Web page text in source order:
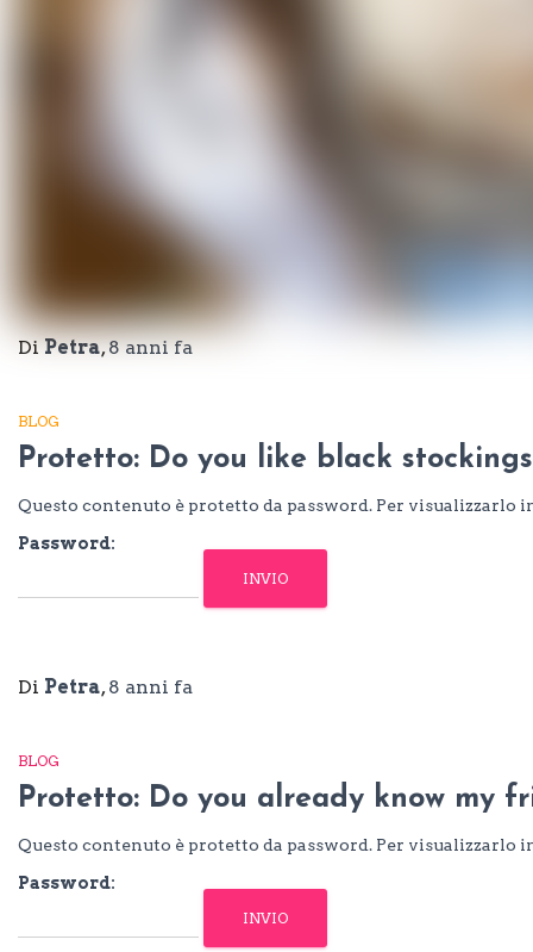
DiPetra,8 annifa
BLOG
Protetto: Do you like black
Questo contenuto è protetto da password. Per visualizzarlo
Password:
Di Petra,8 anni fa
BLOG
Protetto: Do you already know my
Questo contenuto è protetto da password. Per visualizzarlo
Password: